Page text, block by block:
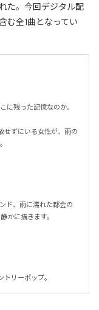
た。今回デジタル配
む全1曲となってい
に残った記憶なのか。
せずにいる女性が、雨の
ド、雨に濡れた都会の
かに描きます。
リーポップ。